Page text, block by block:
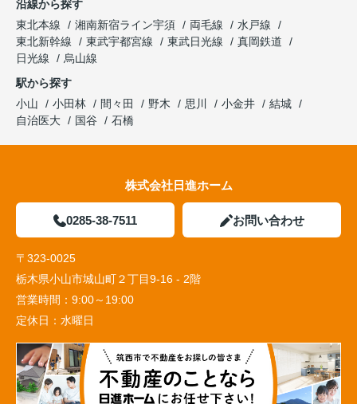
沿線から探す
東北本線
湘南新宿ライン宇須 両毛線
水戸線
東北新幹線
東武宇都宮線 東武日光線
真岡鉄道
日光線
烏山線
駅から探す
小山
小田林 間々田 野木 思川 小金井
結城
自治医大
国谷 石橋
株式会社日進ホーム
0285-38-7511 お問い合わせ
〒323-0025
栃木県小山市城山町２丁目9-16 - 2階
営業時間： 9:00～19:00
定休日： 水曜日